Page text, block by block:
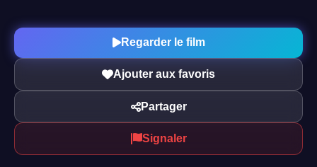
Regarder le film
Ajouter aux favoris
Partager
Signaler